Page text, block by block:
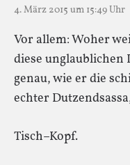
4. März 2015 um 15:49 Uhr
Vor allem: Woher
diese
genau, wie er die
echter
Tisch–Kopf.